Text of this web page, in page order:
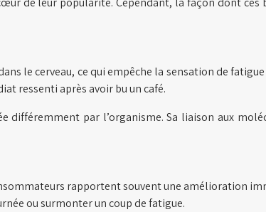
le cerveau, ce qui empêche la sensation de
ressenti après avoir bu un café.
par l’organisme. Sa liaison aux
rapportent souvent une amélioration
ou surmonter un coup de fatigue.